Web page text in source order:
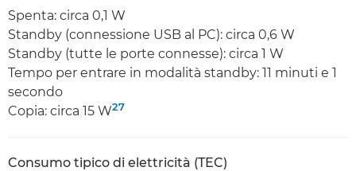
Spenta: circa 0,1 W
Standby (connessione USB al PC): circa 0,6 W
Standby (tutte le porte connesse): circa 1 W
Tempo per entrare in modalità standby: 11 minuti e 1
secondo
Copia: circa 15 W27
Consumo tipico di elettricità (TEC)